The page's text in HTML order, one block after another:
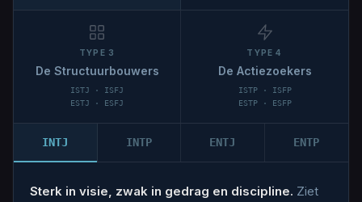
TYPE 3
De Structuurbouwers
ISTJ · ISFJ
ESTJ · ESFJ
TYPE 4
De Actiezoekers
ISTP · ISFP
ESTP · ESFP
INTJ INTP ENTJ ENTP
Sterk in visie, zwak in gedrag en discipline. Ziet